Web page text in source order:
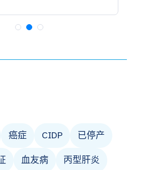
癌症 CIDP 已停产
血友病 丙型肝炎